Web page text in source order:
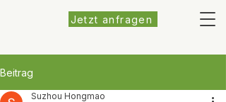
Jetzt anfragen
Beitrag
Suzhou Hongmao